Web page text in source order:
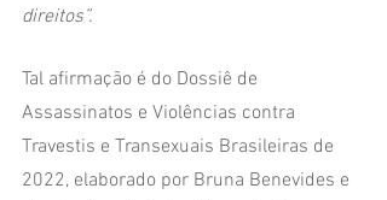
direitos”.
Tal afirmação é do Dossiê de
Assassinatos e Violências contra
Travestis e Transexuais Brasileiras de
2022, elaborado por Bruna Benevides e